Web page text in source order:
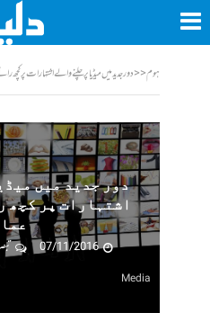
ہوم<<دور جدید میں میڈیا پر چلنے والے اشتہارات پر کچھ
دور جدید میں
اشتہارات پر کچھ
07/11/2016
Media